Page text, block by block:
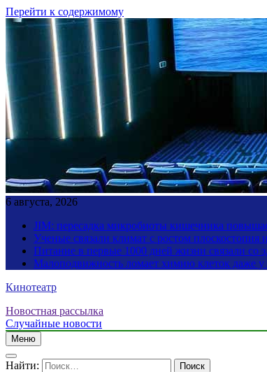
Перейти к содержимому
6 августа, 2026
JIM: пересадка микробиоты кишечника
Ученые связали климат с ростом плоскостопия
Питание в первые 1000 дней жизни связали со
Малоподвижность ломает химию клеток даже
Кинотеатр
Новостная рассылка
Случайные новости
Меню
Найти: